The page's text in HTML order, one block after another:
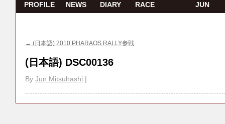
PROFILE NEWS DIARY RACE JUN
← (日本語) 2010 PHARAOS RALLY参戦
(日本語) DSC00136
By Jun Mitsuhashi |